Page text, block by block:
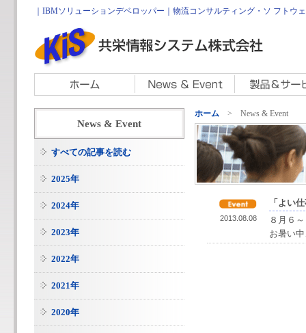
｜IBMソリューションデベロッパー｜物流コンサルティング・ソ フトウ
News & Event
すべての記事を読む
2025年
2024年
2023年
2022年
2021年
2020年
ホーム > News & Event
「よい
2013.08.08
８月６
お暑い